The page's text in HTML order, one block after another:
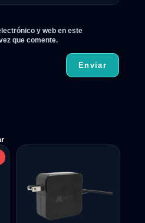
y web en este
que comente.